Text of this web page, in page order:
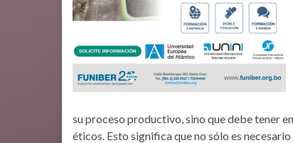
su proceso productivo, sino que debe tener
éticos. Esto significa que no sólo es